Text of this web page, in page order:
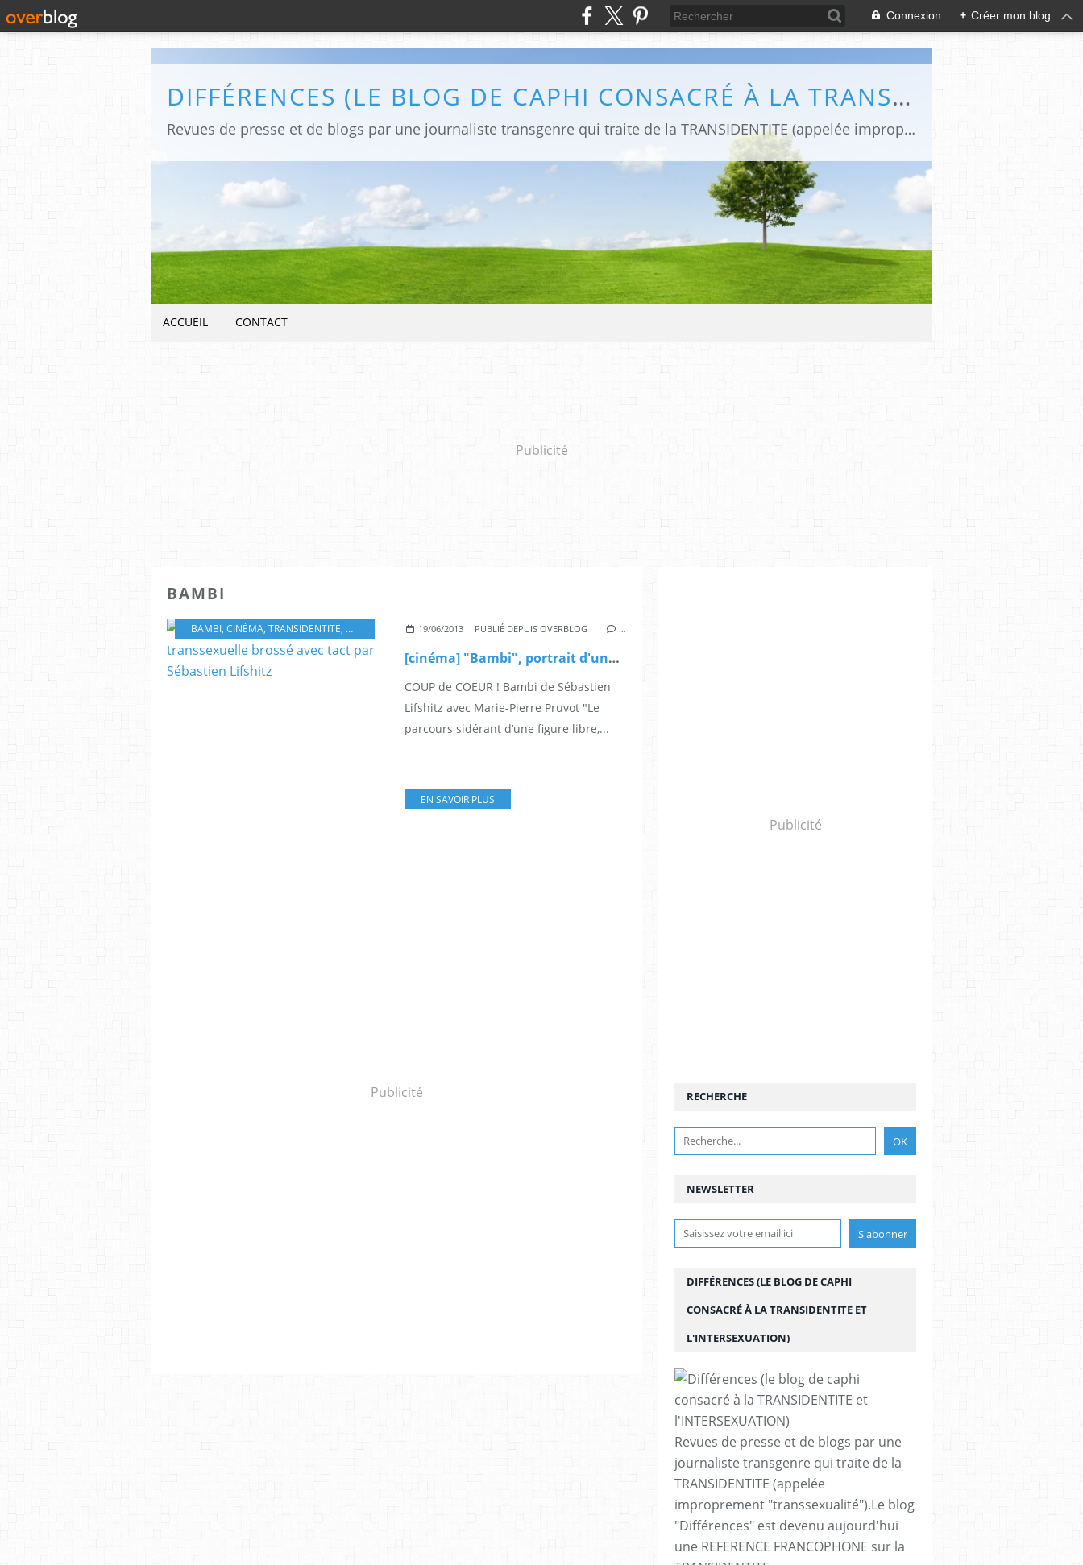
Connexion + Créer mon blog
DIFFÉRENCES (LE BLOG DE CAPHI CONSACRÉ À LA TRANSIDENTITE ET L'INTERSEXUATION)
Revues de presse et de blogs par une journaliste transgenre qui traite de la TRANSIDENTITE (appelée improprement "transsexualité").Le blog "Différences" est devenu aujourd'hui une REFERENCE FRANCOPHONE sur la TRANSIDENTITE
ACCUEIL CONTACT
Publicité
BAMBI
BAMBI, CINÉMA, TRANSIDENTITÉ, MARIE-PIERRE PRUVOT
19/06/2013 PUBLIÉ DEPUIS OVERBLOG …
[cinéma] "Bambi", portrait d'une transsexuelle brossé avec tact par Sébastien Lifshitz
COUP de COEUR ! Bambi de Sébastien
Lifshitz avec Marie-Pierre Pruvot "Le
parcours sidérant d’une figure libre,...
EN SAVOIR PLUS
Publicité
Publicité
NEWSLETTER
RECHERCHE
DIFFÉRENCES (LE BLOG DE CAPHI
CONSACRÉ À LA TRANSIDENTITE ET
L'INTERSEXUATION)
Revues de presse et de blogs par une
journaliste transgenre qui traite de la
TRANSIDENTITE (appelée
improprement "transsexualité").Le blog
"Différences" est devenu aujourd'hui
une REFERENCE FRANCOPHONE sur la